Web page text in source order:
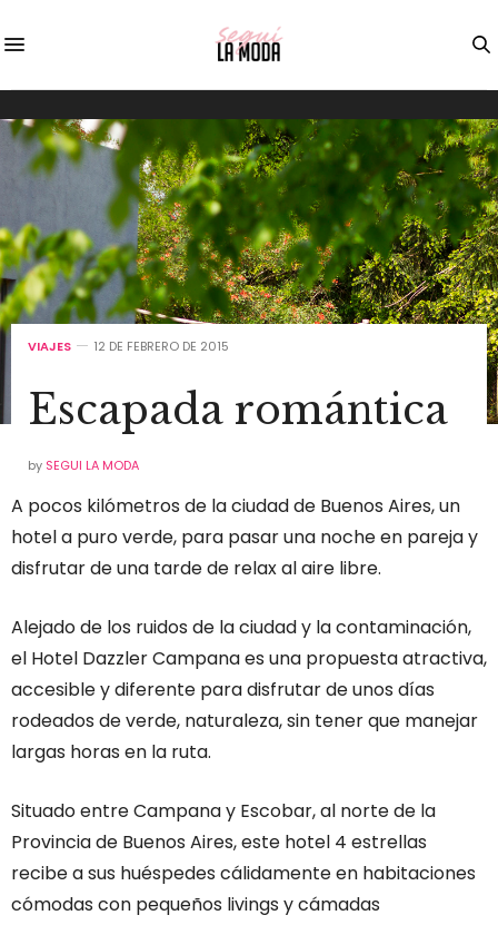
VIAJES 12 DE FEBRERO DE 2015
Escapada romántica
by SEGUI LA MODA
A pocos kilómetros de la ciudad de Buenos Aires, un
hotel a puro verde, para pasar una noche en pareja y
disfrutar de una tarde de relax al aire libre.
Alejado de los ruidos de la ciudad y la contaminación,
el Hotel Dazzler Campana es una propuesta atractiva,
accesible y diferente para disfrutar de unos días
rodeados de verde, naturaleza, sin tener que manejar
largas horas en la ruta.
Situado entre Campana y Escobar, al norte de la
Provincia de Buenos Aires, este hotel 4 estrellas
recibe a sus huéspedes cálidamente en habitaciones
cómodas con pequeños livings y cámadas